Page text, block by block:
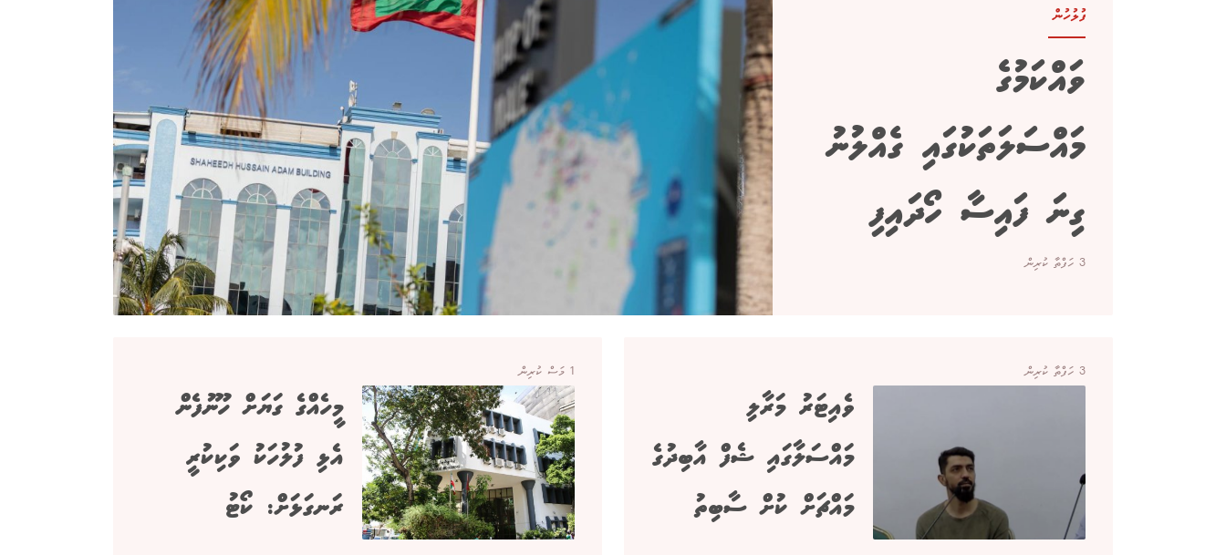
ފުލުހުން
ވައްކަމުގެ
މައްސަލަތަކުގައި ގެއްލުނު
ގިނަ ފައިސާ ހޯދައިފި
3 ހަފްތާ ކުރިން
3 ހަފްތާ ކުރިން
ވެއިޓަރު މަރާލި
މައްސަލާގައި ޝެފް އާބިދުގެ
މައްޗަށް ކުށް ސާބިތު
1 މަސް ކުރިން
މީހެއްގެ ގަޔަށް ހޫނުފެން
އެޅި ފުލުހަކު ވަކިކުރީ
ރަނގަޅަށް: ކޯޓު